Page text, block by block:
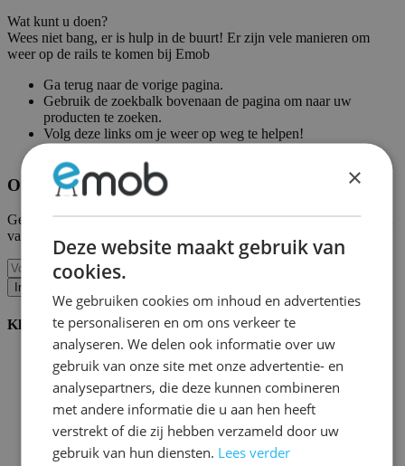
Wat kunt u doen?
Wees niet bang, er is hulp in de buurt! Er zijn vele manieren om
weer op de rails te komen bij Emob
Ga terug naar de vorige pagina.
Gebruik de zoekbalk bovenaan de pagina om naar uw
producten te zoeken.
Volg deze links om je weer op weg te helpen!
Ontvang onze nieuwe collecties en promoties.
Geef ons uw e-mail en u wordt maandelijks op de hoogte gehouden
van de laatste gebeurtenissen.
Inschrijven
Klantenservice
Bestellen bij Emob
Betaalmogelijkheden
Verzending en levering
Service en garantie
Annuleren of retourneren
Klachten
Montagetips
×
Deze website maakt gebruik van
cookies.
We gebruiken cookies om inhoud en advertenties
te personaliseren en om ons verkeer te
analyseren. We delen ook informatie over uw
gebruik van onze site met onze advertentie- en
analysepartners, die deze kunnen combineren
met andere informatie die u aan hen heeft
verstrekt of die zij hebben verzameld door uw
gebruik van hun diensten. Lees verder